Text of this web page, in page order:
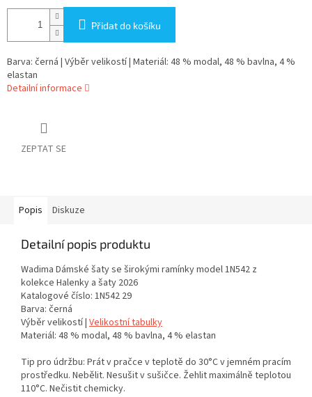
Přidat do košíku
Barva: černá | Výběr velikostí | Materiál: 48 % modal, 48 % bavlna, 4 %
elastan
Detailní informace
ZEPTAT SE
Popis Diskuze
Detailní popis produktu
Wadima Dámské šaty se širokými ramínky model 1N542 z
kolekce Halenky a šaty 2026
Katalogové číslo: 1N542 29
Barva: černá
Výběr velikostí | Velikostní tabulky
Materiál: 48 % modal, 48 % bavlna, 4 % elastan
Tip pro údržbu: Prát v pračce v teplotě do 30°C v jemném pracím
prostředku. Nebělit. Nesušit v sušičce. Žehlit maximálně teplotou
110°C. Nečistit chemicky.